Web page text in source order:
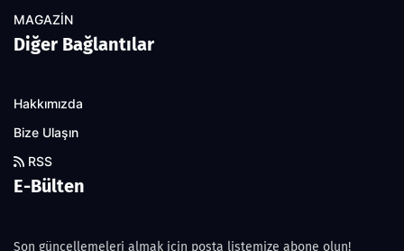
MAGAZİN
Diğer Bağlantılar
Hakkımızda
Bize Ulaşın
RSS
E-Bülten
Son güncellemeleri almak için posta listemize abone olun!